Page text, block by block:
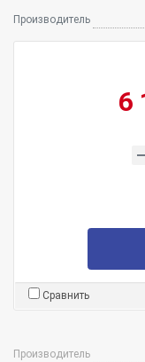
Производитель
6
Сравнить
Производитель